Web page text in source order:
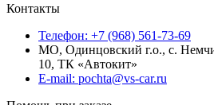
Контакты
Телефон: +7 (968) 561-73-69
МО, Одинцовский г.о., с.
10, ТК «Автокит»
E-mail: pochta@vs-car.ru